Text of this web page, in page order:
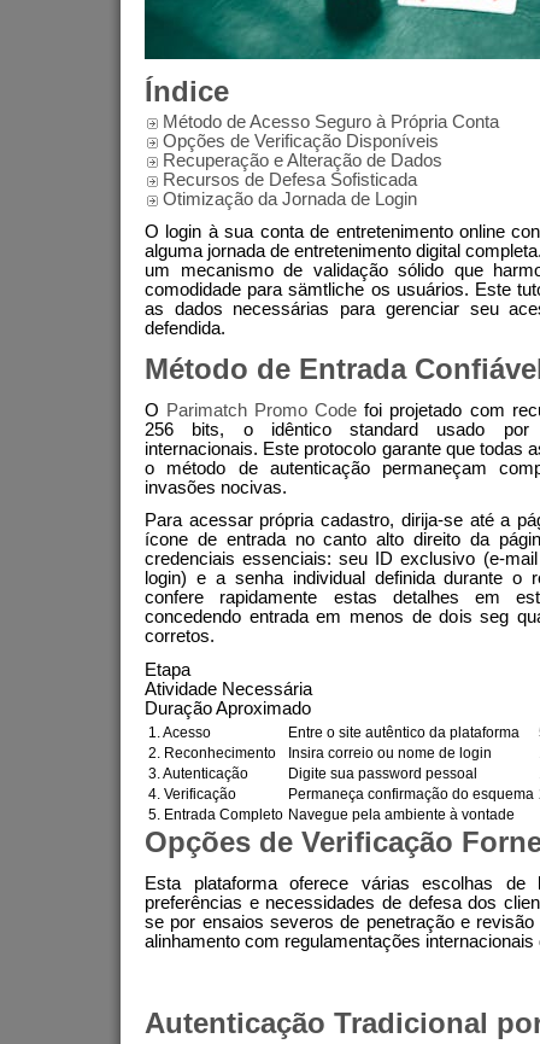
Índice
Método de Acesso Seguro à Própria Conta
Opções de Verificação Disponíveis
Recuperação e Alteração de Dados
Recursos de Defesa Sofisticada
Otimização da Jornada de Login
O login à sua conta de entretenimento online
alguma jornada de entretenimento digital
um mecanismo de validação sólido que
comodidade para sämtliche os usuários. Este
as dados necessárias para gerenciar seu
defendida.
Método de Entrada
O Parimatch Promo Code foi projetado com
256 bits, o idêntico standard usado por
internacionais. Este protocolo garante que todas
o método de autenticação permaneçam
invasões nocivas.
Para acessar própria cadastro, dirija-se até a
ícone de entrada no canto alto direito da
credenciais essenciais: seu ID exclusivo (e-
login) e a senha individual definida durante o
confere rapidamente estas detalhes em
concedendo entrada em menos de dois seg
corretos.
Etapa
Atividade Necessária
Duração Aproximado
1. Acesso Entre o site autêntico da plataforma
2. Reconhecimento
Insira correio ou nome de login
3. Autenticação
Digite sua password pessoal
4. Verificação
Permaneça confirmação do esquema
5. Entrada Completo Navegue pela ambiente à vontade
Opções de Verificação
Esta plataforma oferece várias escolhas de
preferências e necessidades de defesa dos
se por ensaios severos de penetração e
alinhamento com regulamentações
Autenticação Tradicional